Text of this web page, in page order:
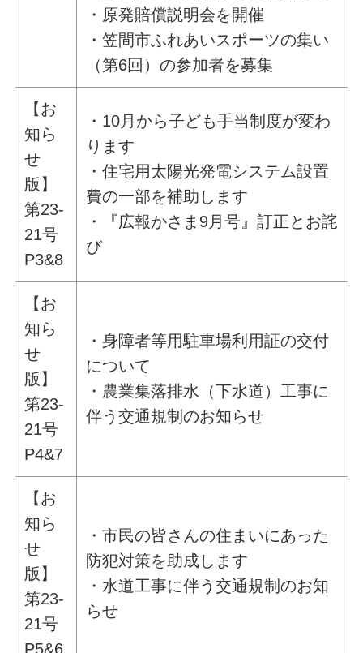
・原発賠償説明会を開催
・笠間市ふれあいスポーツの集い
（第6回）の参加者を募集
【お
知ら
せ
版】
第23-
21号
P3&8
・10月から子ども手当制度が変わ
ります
・住宅用太陽光発電システム設置
費の一部を補助します
・『広報かさま9月号』訂正とお詫
び
【お
知ら
せ
版】
第23-
21号
P4&7
・身障者等用駐車場利用証の交付
について
・農業集落排水（下水道）工事に
伴う交通規制のお知らせ
【お
知ら
せ
版】
第23-
21号
P5&6
・市民の皆さんの住まいにあった
防犯対策を助成します
・水道工事に伴う交通規制のお知
らせ